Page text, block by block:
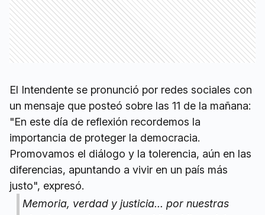
El Intendente se pronunció por redes sociales con
un mensaje que posteó sobre las 11 de la mañana:
"En este día de reflexión recordemos la
importancia de proteger la democracia.
Promovamos el diálogo y la tolerencia, aún en las
diferencias, apuntando a vivir en un país más
justo", expresó.
Memoria, verdad y justicia... por nuestras